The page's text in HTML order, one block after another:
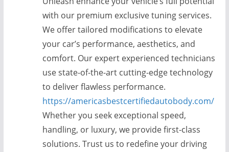
with our premium exclusive tuning services.
We offer tailored modifications to elevate
your car’s performance, aesthetics, and
comfort. Our expert experienced technicians
use state-of-the-art cutting-edge technology
to deliver flawless performance.
https://americasbestcertifiedautobody.com/
Whether you seek exceptional speed,
handling, or luxury, we provide first-class
solutions. Trust us to redefine your driving